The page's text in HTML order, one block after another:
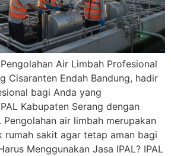
Air Limbah Profesional
Cisaranten Endah Bandung, hadir
bagi Anda yang
Kabupaten Serang dengan
air limbah merupakan
rumah sakit agar tetap aman bagi
Menggunakan Jasa IPAL? IPAL